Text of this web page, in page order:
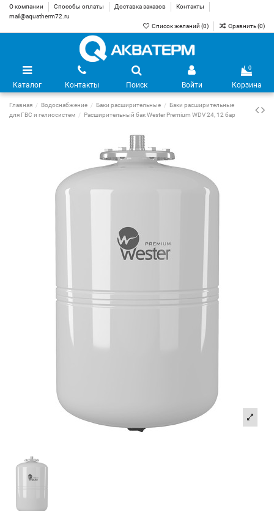
О компании Способы оплаты Доставка заказов
Контакты
mail@aquatherm72.ru
Список желаний (0) Сравнить (0)
Каталог Контакты Поиск Войти
0
Корзина
Главная Водоснабжение Баки расширительные
Баки расширительные
для ГВС и гелиосистем
Расширительный бак Wester Premium WDV 24, 12 бар